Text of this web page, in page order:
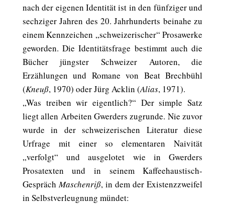
nach der eigenen Identität ist in den fünfziger und
sechziger Jahren des 20. Jahrhunderts beinahe zu
einem Kennzeichen „schweizerischer“ Prosawerke
geworden. Die Identitätsfrage bestimmt auch die
Bücher jüngster Schweizer Autoren, die
Erzählungen und Romane von Beat Brechbühl
(Kneuß, 1970) oder Jürg Acklin (Alias, 1971).
„Was treiben wir eigentlich?“ Der simple Satz
liegt allen Arbeiten Gwerders zugrunde. Nie zuvor
wurde in der schweizerischen Literatur diese
Urfrage mit einer so elementaren Naivität
„verfolgt“ und ausgelotet wie in Gwerders
Prosatexten und in seinem Kaffeehaustisch-
GesprächMaschenriß, in dem der Existenzzweifel
in Selbstverleugnung mündet: